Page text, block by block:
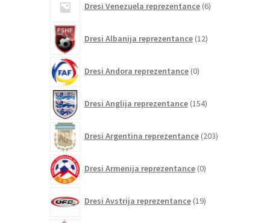
Dresi Venezuela reprezentance 6izdelkov
Dresi Albanija reprezentance 12izdelkov
Dresi Andora reprezentance 0izdelkov
Dresi Anglija reprezentance 154izdelkov
Dresi Argentina reprezentance 203izdelki
Dresi Armenija reprezentance 0izdelkov
Dresi Avstrija reprezentance 19izdelkov